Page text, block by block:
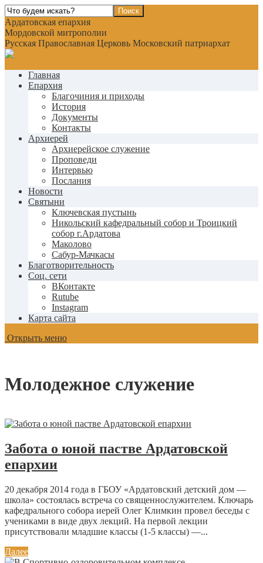
Ардатовская епархия
Мордовской митрополии
Русская Православная Церковь Московский патриархат
Главная
Епархия
Благочиния и приходы
История
Документы
Контакты
Архиерей
Архиерейское служение
Проповеди
Интервью
Послания
Новости
Святыни
Ключевская пустынь
Никольский кафедральный собор и Троицкий
собор г.Ардатова
Маколово
Сабур-Мачкасы
Благотворительность
Соц. сети
ВКонтакте
Rutube
Instagram
Карта сайта
Открыть меню
Молодежное служение
Забота о юной пастве Ардатовской
епархии
20 декабря 2014 года в ГБОУ «Ардатовский детский дом —
школа» состоялась встреча со священнослужителем. Ключарь
кафедрального собора иерей Олег Климкин провел беседы с
учениками в виде двух лекций. На первой лекции
присутствовали младшие классы (1-5 классы) —...
Далее